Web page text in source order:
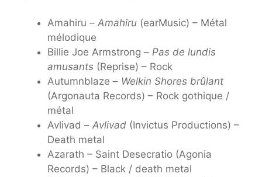
Amahiru – Amahiru (earMusic) – Métal
mélodique
Billie Joe Armstrong – Pas de lundis
amusants (Reprise) – Rock
Autumnblaze – Welkin Shores brûlant
(Argonauta Records) – Rock gothique /
métal
Avlivad – Avlivad (Invictus Productions) –
Death metal
Azarath – Saint Desecratio (Agonia
Records) – Black / death metal